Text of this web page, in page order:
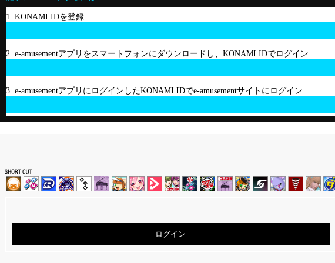
1. KONAMI IDを登録
2. e-amusementアプリをスマートフォンにダウンロードし、KONAMI IDでログイン
3. e-amusementアプリにログインしたKONAMI IDでe-amusementサイトにログイン
ログイン